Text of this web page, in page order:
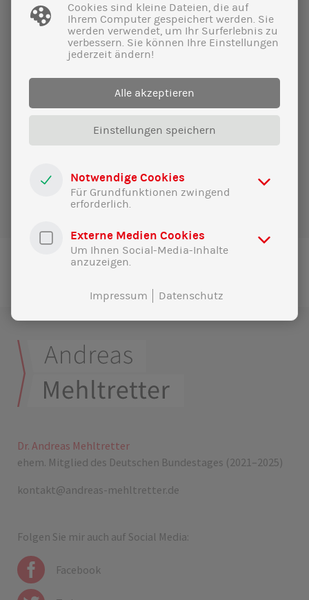
27|01|2024
Zahlt Deutschland wirklich für
Fahrradwege in Peru?
Zurzeit werden immer wieder falsche
Zahlen zu unserer Entwicklungspolitik in
Zu allen News
Dr. Andreas Mehltretter
ehem. Mitglied des Deutschen Bundestages (2021–2025)
kontakt@andreas-mehltretter.de
Folgen Sie mir auch auf Social Media:
Facebook
Cookies sind kleine Dateien, die auf
Ihrem Computer gespeichert werden. Sie
werden verwendet, um Ihr Surferlebnis zu
verbessern. Sie können Ihre Einstellungen
jederzeit ändern!
Alle akzeptieren
Einstellungen speichern
Notwendige Cookies
Für Grundfunktionen zwingend
erforderlich.
Externe Medien Cookies
Um Ihnen Social-Media-Inhalte
anzuzeigen.
Impressum Datenschutz